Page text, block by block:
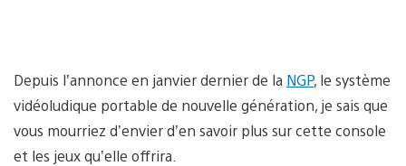
Depuis l’annonce en janvier dernier de la NGP, le système
vidéoludique portable de nouvelle génération, je sais que
vous mourriez d’envier d’en savoir plus sur cette console
et les jeux qu’elle offrira.